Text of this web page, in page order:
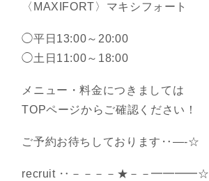
〈MAXIFORT〉マキシフォート
◯平日13:00～20:00
◯土日11:00～18:00
メニュー・料金につきましては
TOPページからご確認ください！
ご予約お待ちしております‥―-☆
recruit ‥－－－－★－－━━━━☆